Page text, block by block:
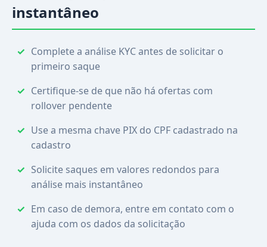
instantâneo
Complete a análise KYC antes de solicitar o
primeiro saque
Certifique-se de que não há ofertas com
rollover pendente
Use a mesma chave PIX do CPF cadastrado na
cadastro
Solicite saques em valores redondos para
análise mais instantâneo
Em caso de demora, entre em contato com o
ajuda com os dados da solicitação